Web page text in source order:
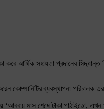
করে আর্থিক সহায়তা প্রদানের
কোম্পানিটির ব্যবস্থাপনা
মাস শেষে টাকা পাঠাইতো, এখন